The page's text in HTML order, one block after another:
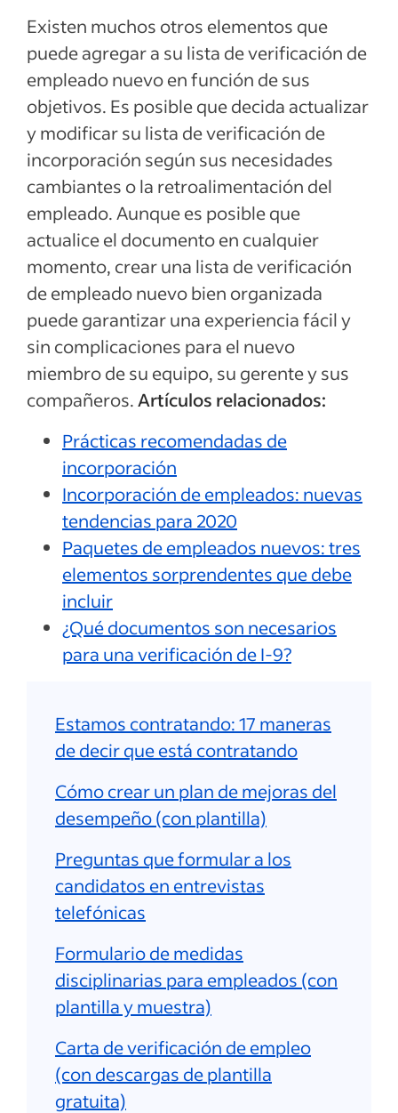
Existen muchos otros elementos que
puede agregar a su lista de verificación de
empleado nuevo en función de sus
objetivos. Es posible que decida actualizar
y modificar su lista de verificación de
incorporación según sus necesidades
cambiantes o la retroalimentación del
empleado. Aunque es posible que
actualice el documento en cualquier
momento, crear una lista de verificación
de empleado nuevo bien organizada
puede garantizar una experiencia fácil y
sin complicaciones para el nuevo
miembro de su equipo, su gerente y sus
compañeros.Artículos relacionados:
Prácticas recomendadas de
incorporación
Incorporación de empleados: nuevas
tendencias para 2020
Paquetes de empleados nuevos: tres
elementos sorprendentes que debe
incluir
¿Qué documentos son necesarios
para una verificación de I-9?
Estamos contratando: 17 maneras
de decir que está contratando
Cómo crear un plan de mejoras del
desempeño (con plantilla)
Preguntas que formular a los
candidatos en entrevistas
telefónicas
Formulario de medidas
disciplinarias para empleados (con
plantilla y muestra)
Carta de verificación de empleo
(con descargas de plantilla
gratuita)